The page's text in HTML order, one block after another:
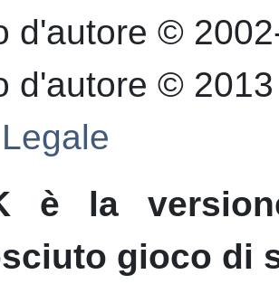
d'autore ©
d'autore ©
è la
gioco di